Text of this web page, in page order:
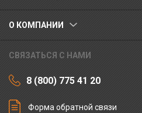
О КОМПАНИИ
СВЯЗАТЬСЯ С НАМИ
8 (800) 775 41 20
Форма обратной связи